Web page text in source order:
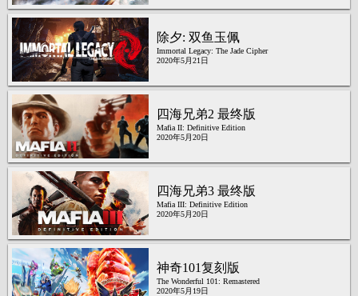
除夕: 双鱼玉佩
Immortal Legacy: The Jade Cipher
2020年5月21日
四海兄弟2 最终版
Mafia II: Definitive Edition
2020年5月20日
四海兄弟3 最终版
Mafia III: Definitive Edition
2020年5月20日
神奇101复刻版
The Wonderful 101: Remastered
2020年5月19日